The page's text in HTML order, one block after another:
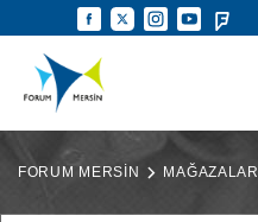
FORUM MERSİN MAĞAZALAR